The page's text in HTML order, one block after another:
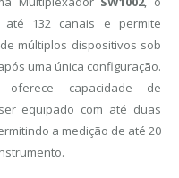
132 canais e permite
múltiplos dispositivos sob
uma única configuração.
capacidade de
equipado com até duas
a medição de até 20